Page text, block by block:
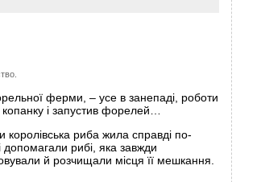
ферми, – усе в занепаді, роботи
і запустив форелей…
королівська риба жила справді по-
допомагали рибі, яка завжди
й розчищали місця її мешкання.